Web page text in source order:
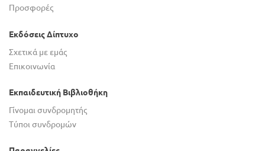
Προσφορές
Εκδόσεις Δίπτυχο
Σχετικά με εμάς
Επικοινωνία
Εκπαιδευτική Βιβλιοθήκη
Γίνομαι συνδρομητής
Τύποι συνδρομών